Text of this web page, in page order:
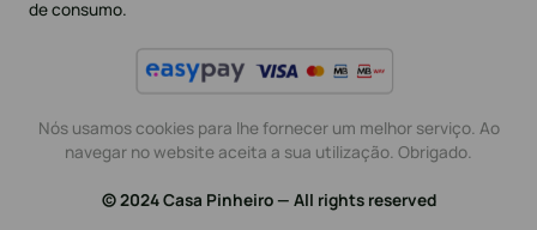
de consumo.
Nós usamos cookies para lhe fornecer um melhor serviço. Ao
navegar no website aceita a sua utilização. Obrigado.
© 2024 Casa Pinheiro — All rights reserved